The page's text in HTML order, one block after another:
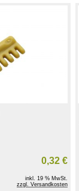
0,32 €
inkl. 19 % MwSt.
zzgl. Versandkosten